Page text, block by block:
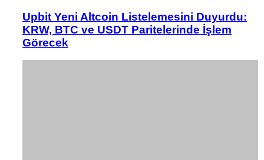
Upbit Yeni Altcoin Listelemesini Duyurdu:
KRW, BTC ve USDT Paritelerinde İşlem
Görecek